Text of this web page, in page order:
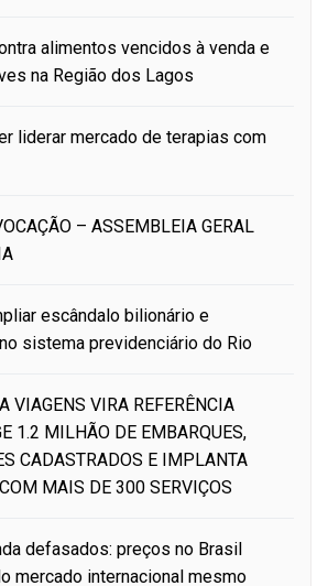
alimentos vencidos à venda e
na Região dos Lagos
liderar mercado de terapias com
– ASSEMBLEIA GERAL
escândalo bilionário e
sistema previdenciário do Rio
VIAGENS VIRA REFERÊNCIA
1.2 MILHÃO DE EMBARQUES,
CADASTRADOS E IMPLANTA
MAIS DE 300 SERVIÇOS
defasados: preços no Brasil
mercado internacional mesmo